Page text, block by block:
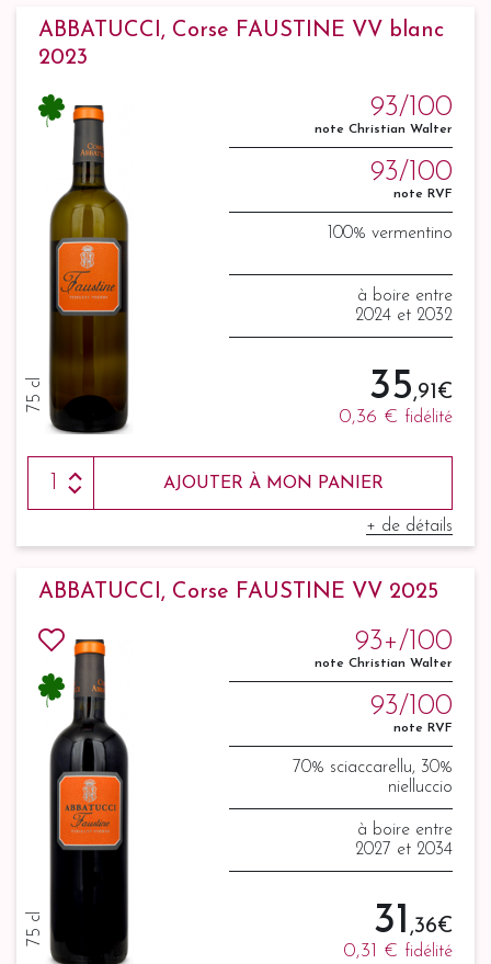
ABBATUCCI, Corse FAUSTINE VV blanc
2023
75 cl
93/100
note Christian Walter
93/100
note RVF
100% vermentino
à boire entre
2024 et 2032
35,91 €
0,36 € fidélité
AJOUTER À MON PANIER
+ de détails
ABBATUCCI, Corse FAUSTINE VV 2025
75 cl
93+/100
note Christian Walter
93/100
note RVF
70% sciaccarellu, 30%
nielluccio
à boire entre
2027 et 2034
31 ,36 €
0,31 € fidélité